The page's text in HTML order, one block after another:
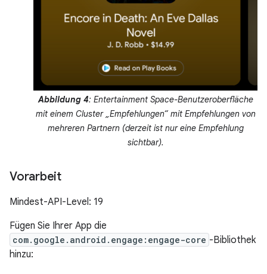
Abbildung 4: Entertainment Space-Benutzeroberfläche
mit einem Cluster „Empfehlungen“ mit Empfehlungen von
mehreren Partnern (derzeit ist nur eine Empfehlung
sichtbar).
Vorarbeit
Mindest-API-Level: 19
Fügen Sie Ihrer App die
com.google.android.engage:engage-core -Bibliothek
hinzu: